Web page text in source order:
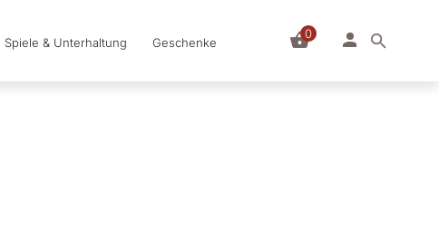
Spiele & Unterhaltung Geschenke
0